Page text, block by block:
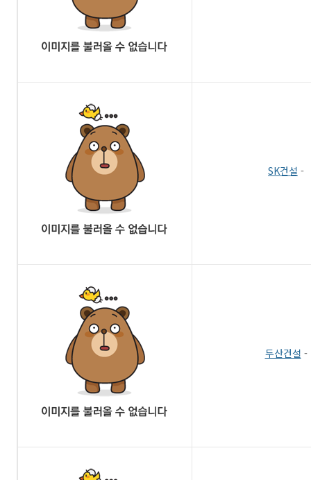
SK건설 -
두산건설 -